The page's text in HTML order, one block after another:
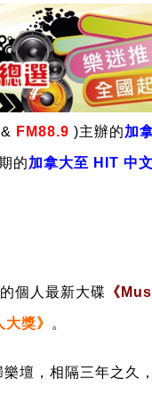
& FM88.9 )主辦的加
的加拿大至 HIT 中
個人最新大碟 《
獎》 。
壇，相隔三年之久